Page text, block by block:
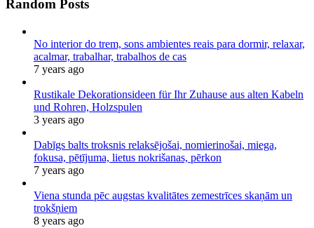
Random Posts
No interior do trem, sons ambientes reais para dormir, relaxar,
acalmar, trabalhar, trabalhos de cas
7 years ago
Rustikale Dekorationsideen für Ihr Zuhause aus alten Kabeln
und Rohren, Holzspulen
3 years ago
Dabīgs balts troksnis relaksējošai, nomierinošai, miega,
fokusa, pētījuma, lietus nokrišanas, pērkon
7 years ago
Viena stunda pēc augstas kvalitātes zemestrīces skaņām un
trokšņiem
8 years ago